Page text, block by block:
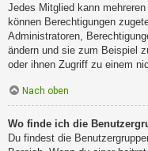
Jedes Mitglied kann
können Berechtigungen
Administratoren,
ändern und sie zum Beispiel
oder ihnen Zugriff zu einem
Nach oben
Wo finde ich die
Du findest die